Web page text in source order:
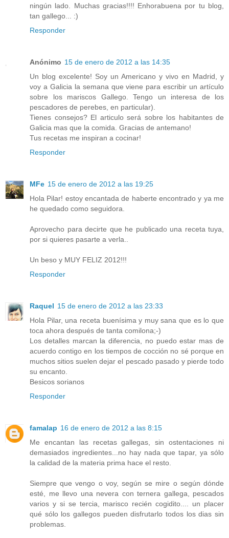
ningún lado. Muchas gracias!!!! Enhorabuena por tu blog,
tan gallego... :)
Responder
Anónimo 15 de enero de 2012 a las 14:35
Un blog excelente! Soy un Americano y vivo en Madrid, y
voy a Galicia la semana que viene para escribir un artículo
sobre los mariscos Gallego. Tengo un interesa de los
pescadores de perebes, en particular).
Tienes consejos? El articulo será sobre los habitantes de
Galicia mas que la comida. Gracias de antemano!
Tus recetas me inspiran a cocinar!
Responder
MFe 15 de enero de 2012 a las 19:25
Hola Pilar! estoy encantada de haberte encontrado y ya me
he quedado como seguidora.
Aprovecho para decirte que he publicado una receta tuya,
por si quieres pasarte a verla..
Un beso y MUY FELIZ 2012!!!
Responder
Raquel 15 de enero de 2012 a las 23:33
Hola Pilar, una receta buenísima y muy sana que es lo que
toca ahora después de tanta comilona;-)
Los detalles marcan la diferencia, no puedo estar mas de
acuerdo contigo en los tiempos de cocción no sé porque en
muchos sitios suelen dejar el pescado pasado y pierde todo
su encanto.
Besicos sorianos
Responder
famalap 16 de enero de 2012 a las 8:15
Me encantan las recetas gallegas, sin ostentaciones ni
demasiados ingredientes...no hay nada que tapar, ya sólo
la calidad de la materia prima hace el resto.
Siempre que vengo o voy, según se mire o según dónde
esté, me llevo una nevera con ternera gallega, pescados
varios y si se tercia, marisco recién cogidito.... un placer
qué sólo los gallegos pueden disfrutarlo todos los dias sin
problemas.